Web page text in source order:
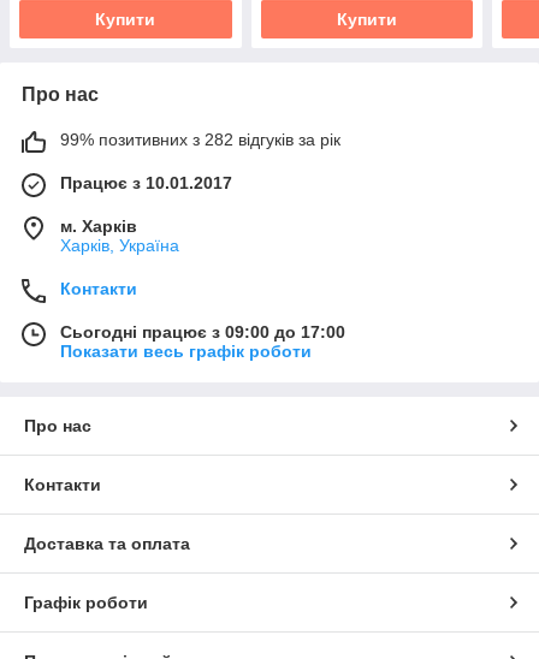
Купити Купити
Про нас
99% позитивних з 282 відгуків за рік
Працює з 10.01.2017
м. Харків
Харків, Україна
Контакти
Сьогодні працює з 09:00 до 17:00
Показати весь графік роботи
Про нас
Контакти
Доставка та оплата
Графік роботи